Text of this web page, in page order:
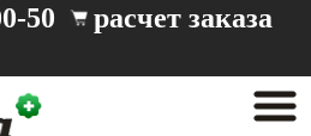
50 расчет заказа